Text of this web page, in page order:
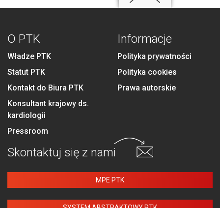
O PTK
Władze PTK
Statut PTK
Kontakt do Biura PTK
Konsultant krajowy ds.
kardiologii
Pressroom
Informacje
Polityka prywatności
Polityka cookies
Prawa autorskie
Skontaktuj się z nami
MPE PTK